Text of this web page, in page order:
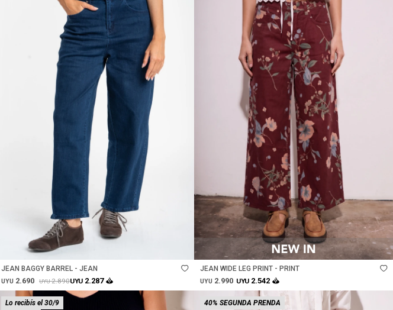
Talle
JEAN BAGGY BARREL - JEAN
UYU 2.690 UYU2.890UYU 2.287
JEAN WIDE LEG PRINT - PRINT
UYU 2.990 UYU 2.542
Lo recibís el 30/9 40% SEGUNDA PRENDA